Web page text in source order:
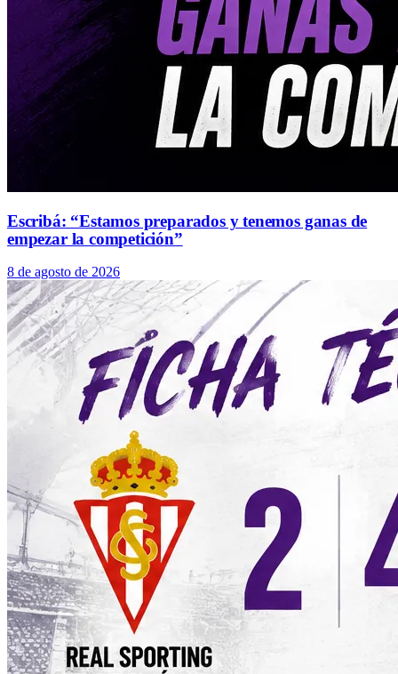
Escribá: “Estamos preparados y tenemos ganas de
empezar la competición”
8 de agosto de 2026